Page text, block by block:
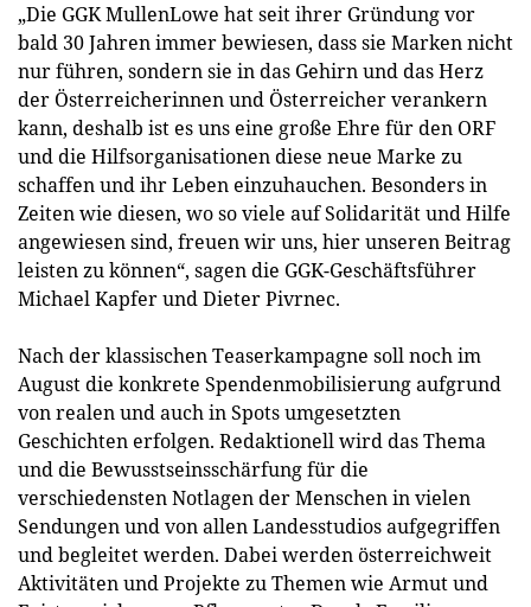
„Die GGK MullenLowe hat seit ihrer Gründung vor
bald 30 Jahren immer bewiesen, dass sie Marken nicht
nur führen, sondern sie in das Gehirn und das Herz
der Österreicherinnen und Österreicher verankern
kann, deshalb ist es uns eine große Ehre für den ORF
und die Hilfsorganisationen diese neue Marke zu
schaffen und ihr Leben einzuhauchen. Besonders in
Zeiten wie diesen, wo so viele auf Solidarität und Hilfe
angewiesen sind, freuen wir uns, hier unseren Beitrag
leisten zu können“, sagen die GGK-Geschäftsführer
Michael Kapfer und Dieter Pivrnec.
Nach der klassischen Teaserkampagne soll noch im
August die konkrete Spendenmobilisierung aufgrund
von realen und auch in Spots umgesetzten
Geschichten erfolgen. Redaktionell wird das Thema
und die Bewusstseinsschärfung für die
verschiedensten Notlagen der Menschen in vielen
Sendungen und von allen Landesstudios aufgegriffen
und begleitet werden. Dabei werden österreichweit
Aktivitäten und Projekte zu Themen wie Armut und